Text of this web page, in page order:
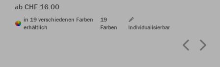
ab CHF 16.00
in 19 verschiedenen Farben
erhältlich
19
Farben
Individualisierbar